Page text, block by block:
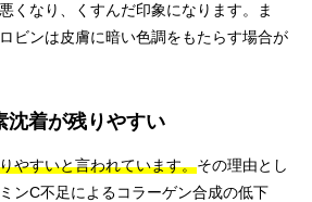
くなり、くすんだ印象になります。ま
ビンは皮膚に暗い色調をもたらす場合が
沈着が残りやすい
やすいと言われています。その理由とし
ンC不足によるコラーゲン合成の低下